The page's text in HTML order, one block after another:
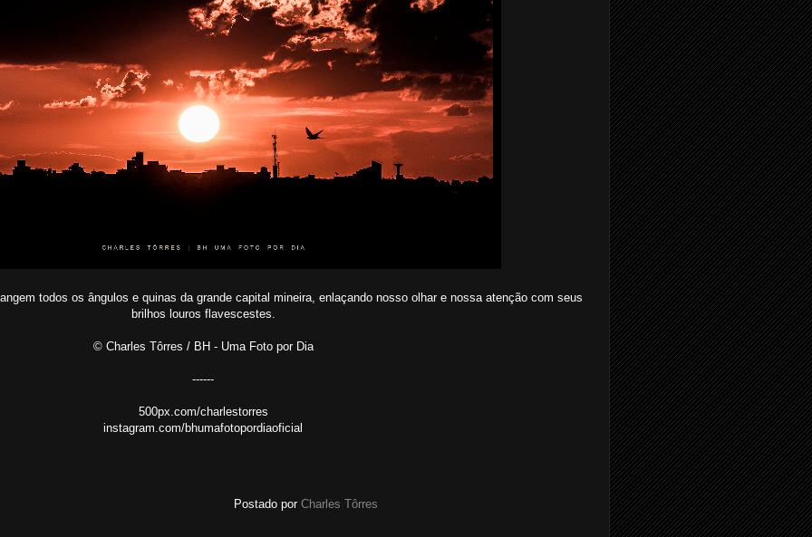
todos os ângulos e quinas da grande capital mineira, enlaçando nosso olhar e nossa atenção com seus
brilhos louros flavescestes.
© Charles Tôrres / BH - Uma Foto por Dia
------
500px.com/charlestorres
instagram.com/bhumafotopordiaoficial
Postado por Charles Tôrres